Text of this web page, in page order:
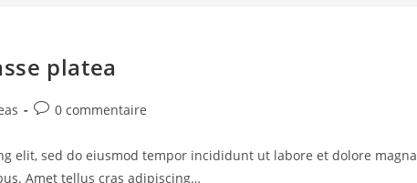
platea
Commentaires
publication :
0 commentaire
elit, sed do eiusmod tempor incididunt ut labore et dolore magna
Amet tellus cras adipiscing…